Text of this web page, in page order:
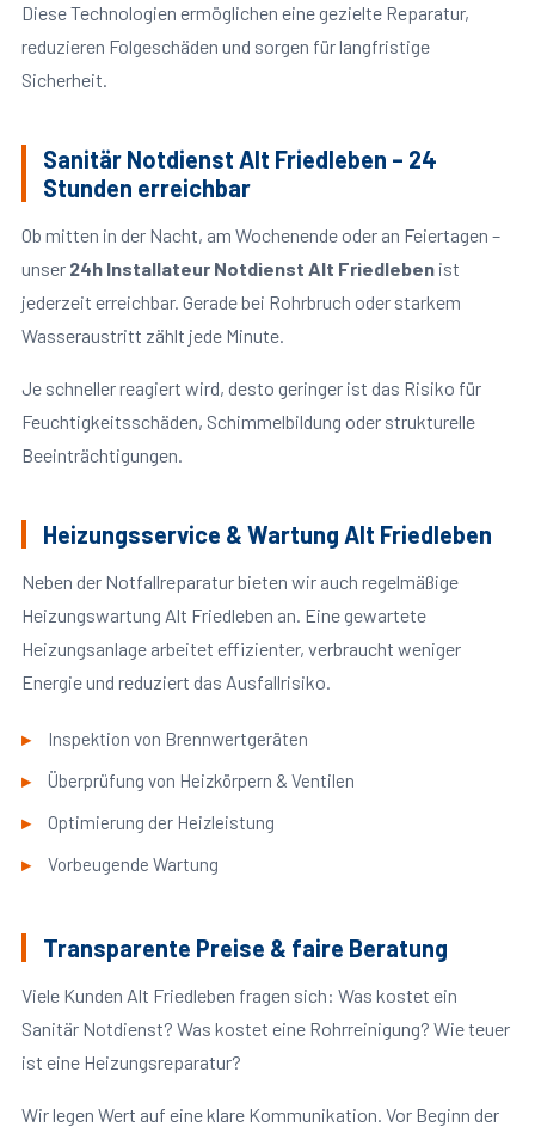
Diese Technologien ermöglichen eine gezielte Reparatur,
reduzieren Folgeschäden und sorgen für langfristige
Sicherheit.
Sanitär Notdienst Alt Friedleben – 24
Stunden erreichbar
Ob mitten in der Nacht, am Wochenende oder an Feiertagen –
unser 24h Installateur Notdienst Alt Friedlebenist
jederzeit erreichbar. Gerade bei Rohrbruch oder starkem
Wasseraustritt zählt jede Minute.
Je schneller reagiert wird, desto geringer ist das Risiko für
Feuchtigkeitsschäden, Schimmelbildung oder strukturelle
Beeinträchtigungen.
Heizungsservice & Wartung Alt Friedleben
Neben der Notfallreparatur bieten wir auch regelmäßige
Heizungswartung Alt Friedleben an. Eine gewartete
Heizungsanlage arbeitet effizienter, verbraucht weniger
Energie und reduziert das Ausfallrisiko.
Inspektion von Brennwertgeräten
Überprüfung von Heizkörpern & Ventilen
Optimierung der Heizleistung
Vorbeugende Wartung
Transparente Preise & faire Beratung
Viele Kunden Alt Friedleben fragen sich: Was kostet ein
Sanitär Notdienst? Was kostet eine Rohrreinigung? Wie teuer
ist eine Heizungsreparatur?
Wir legen Wert auf eine klare Kommunikation. Vor Beginn der